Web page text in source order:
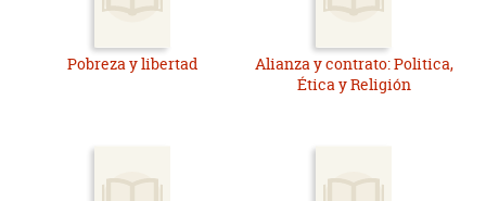
Pobreza y libertad
Alianza y contrato: Politica,
Ética y Religión